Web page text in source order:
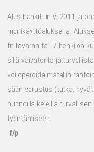
Alus hankittiin v. 2011 ja
monikäyttöaluksena.
tn tavaraa tai 7 henkilöä
sillä vaivatonta ja
voi operoida mataliin
sään varustus (tutka,
huonoilla keleillä
työntämiseen.
f/p